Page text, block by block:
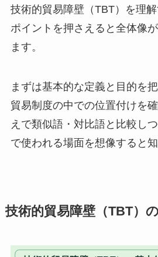
技術的貿易障壁（TBT）を理
ポイントを押さえると全体像
ます。
まずは基本的な定義と目的を
貿易制度の中での位置付けを
えで類似語・対比語と比較し
で使われる場面を想像すると
技術的貿易障壁（TBT）